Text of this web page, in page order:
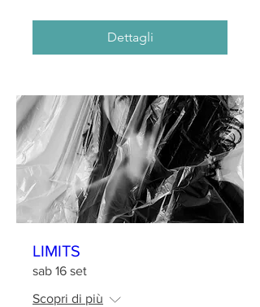
Dettagli
LIMITS
sab 16 set
Scopri di più